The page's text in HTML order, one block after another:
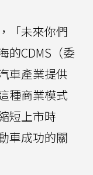
「未來你們
的CDMS（委
車產業提供
種商業模式
短上市時
車成功的關